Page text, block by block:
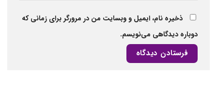
ذخیره نام، ایمیل و وبسایت من در مرورگر برای زمانی که
دوباره دیدگاهی می‌نویسم.